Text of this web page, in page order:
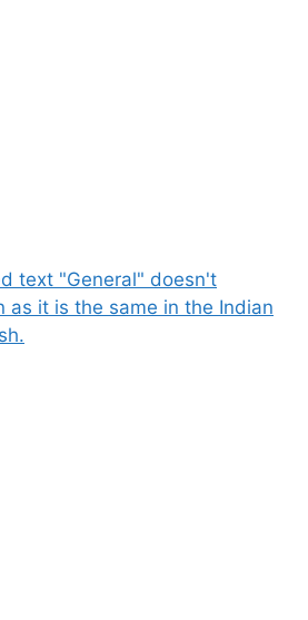
text "General" doesn't
as it is the same in the Indian